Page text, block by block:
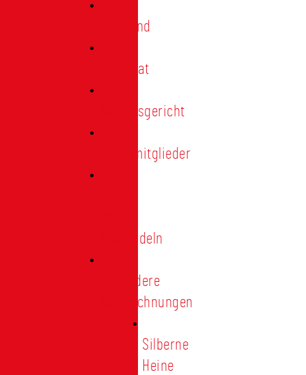
Vorstand
Ehrenrat
Schiedsgericht
Ehrenmitglieder
Treunadeln
Besondere
Auszeichnungen
Silberne
Heine